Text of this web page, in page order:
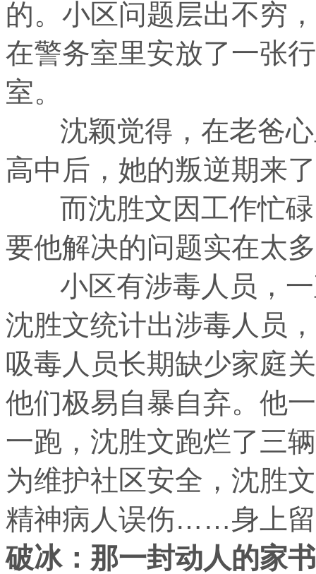
的。小区问题层出不穷
在警务室里安放了一张
室。
沈颖觉得，在老爸心
高中后，她的叛逆期来
而沈胜文因工作忙碌
要他解决的问题实在太
小区有涉毒人员，一
沈胜文统计出涉毒人员
吸毒人员长期缺少家庭
他们极易自暴自弃。他
一跑，沈胜文跑烂了三
为维护社区安全，沈胜
精神病人误伤……身上
破冰：那一封动人的家书